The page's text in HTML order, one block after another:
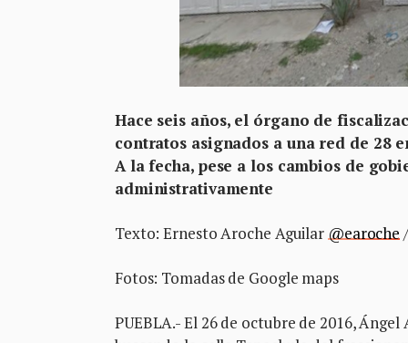
Hace seis años, el órgano de
contratos asignados a una red de 28
A la fecha, pese a los cambios de
administrativamente
Texto: Ernesto Aroche Aguilar@earoche
Fotos: Tomadas de Google maps
PUEBLA.- El 26 de octubre de 2016,